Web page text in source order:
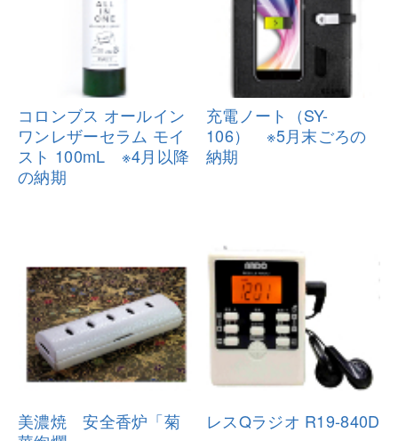
コロンブス オールイン
ワンレザーセラム モイ
スト 100mL ※4月以降
の納期
充電ノート（SY-
106） ※5月末ごろの
納期
美濃焼 安全香炉「菊
レスQラジオ R19-840D